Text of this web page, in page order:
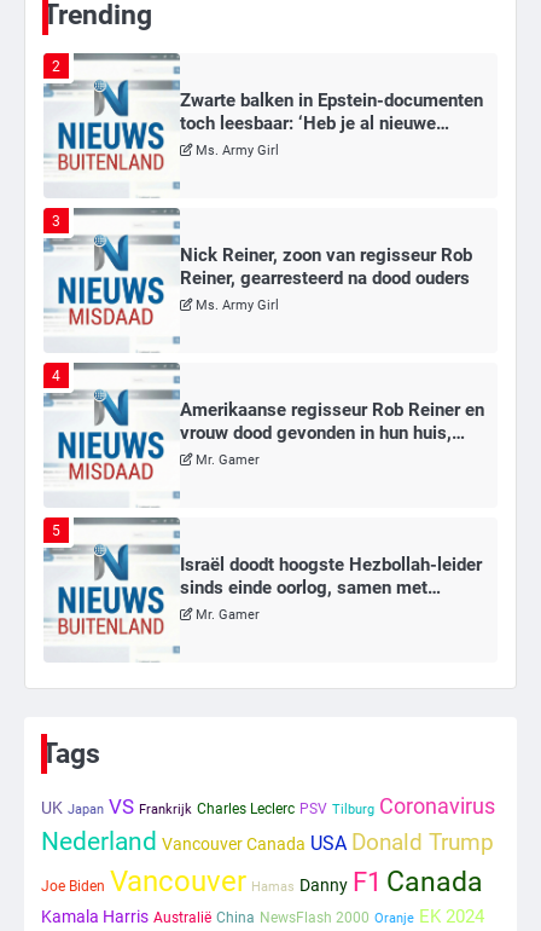
Trending
2
Zwarte balken in Epstein-documenten
toch leesbaar: ‘Heb je al nieuwe
ongepaste vrienden voor me?’
Ms. Army Girl
3
Nick Reiner, zoon van regisseur Rob
Reiner, gearresteerd na dood ouders
Ms. Army Girl
4
Amerikaanse regisseur Rob Reiner en
vrouw dood gevonden in hun huis,
eigen zoon hoofdverdachte
Mr. Gamer
5
Israël doodt hoogste Hezbollah-leider
sinds einde oorlog, samen met
meerdere omwonenden
Mr. Gamer
6
1
Kleine veranderingen op komst
Mr. Gamer
Tags
UK Japan VS Frankrijk Charles Leclerc PSV Tilburg Coronavirus
Nederland Vancouver Canada USA Donald Trump
Joe Biden Vancouver Hamas Danny F1 Canada
Kamala Harris Australië China NewsFlash 2000 Oranje EK 2024